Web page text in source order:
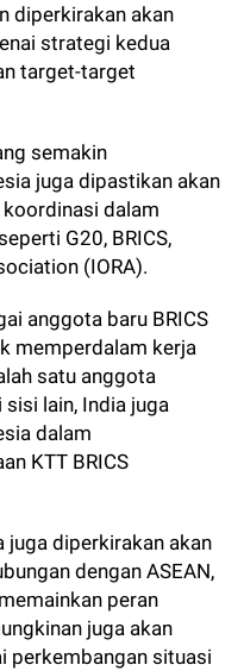
diperkirakan akan
strategi kedua
target-target
semakin
juga dipastikan akan
dalam
G20, BRICS,
(IORA).
anggota baru BRICS
memperdalam kerja
satu anggota
lain, India juga
dalam
KTT BRICS
juga diperkirakan akan
dengan ASEAN,
peran
juga akan
perkembangan situasi